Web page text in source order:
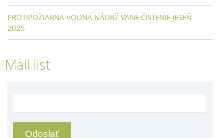
PROTIPOŽIARNA VODNÁ NÁDRŽ VANE ČISTENIE JESEŇ
2025
Mail list